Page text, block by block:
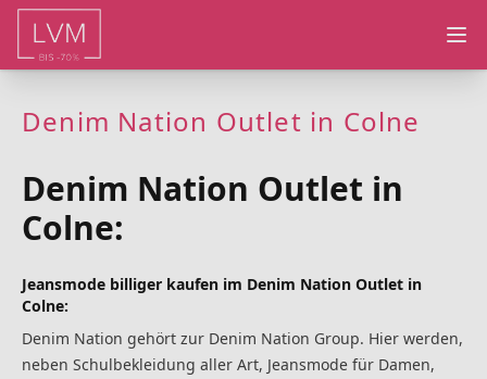
Denim Nation Outlet in Colne
Denim Nation Outlet in
Colne:
Jeansmode billiger kaufen im Denim Nation Outlet in
Colne:
Denim Nation gehört zur Denim Nation Group. Hier werden,
neben Schulbekleidung aller Art, Jeansmode für Damen,